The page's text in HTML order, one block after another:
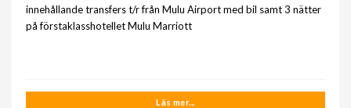
innehållande transfers t/r från Mulu Airport med bil samt 3 nätter
på förstaklasshotellet Mulu Marriott
Läs mer...